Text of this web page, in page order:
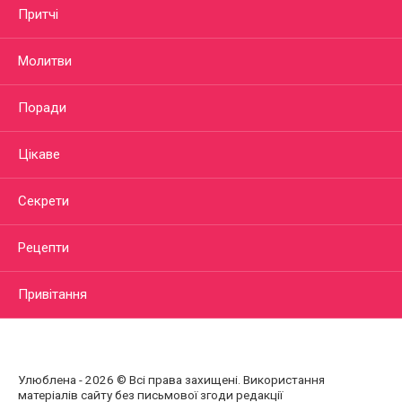
Притчі
Молитви
Поради
Цікаве
Секрети
Рецепти
Привітання
Улюблена - 2026 © Всі права захищені. Використання
матеріалів сайту без письмової згоди редакції